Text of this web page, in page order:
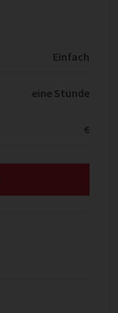
Einfach
eine Stunde
€